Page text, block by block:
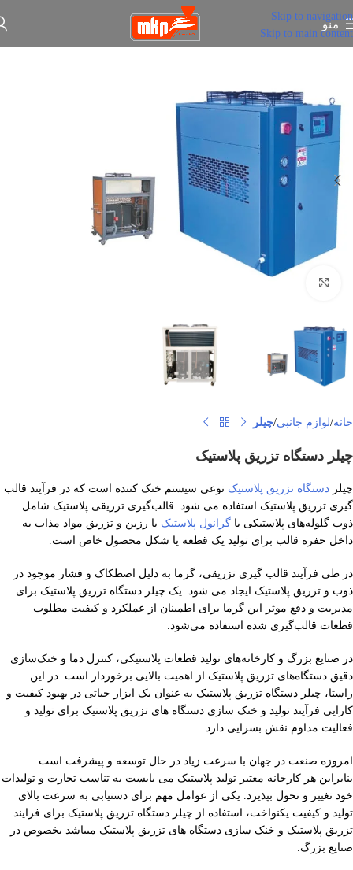
Skip to navigation
Skip to main content
منو
خانه لوازم جانبی چیلر
چیلر دستگاه تزریق پلاستیک
چیلر دستگاه تزریق پلاستیک نوعی سیستم خنک کننده است که در فرآیند قالب
گیری تزریق پلاستیک استفاده می شود. قالب‌گیری تزریقی پلاستیک شامل
ذوب گلوله‌های پلاستیکی یا گرانول پلاستیک یا رزین و تزریق مواد مذاب به
داخل حفره قالب برای تولید یک قطعه یا شکل محصول خاص است.
در طی فرآیند قالب گیری تزریقی، گرما به دلیل اصطکاک و فشار موجود در
ذوب و تزریق پلاستیک ایجاد می شود. یک چیلر دستگاه تزریق پلاستیک برای
مدیریت و دفع موثر این گرما برای اطمینان از عملکرد و کیفیت مطلوب
قطعات قالب‌گیری شده استفاده می‌شود.
در صنایع بزرگ و کارخانه‌های تولید قطعات پلاستیکی، کنترل دما و خنک‌سازی
دقیق دستگاه‌های تزریق پلاستیک از اهمیت بالایی برخوردار است. در این
راستا، چیلر دستگاه تزریق پلاستیک به عنوان یک ابزار حیاتی در بهبود کیفیت و
کارایی فرآیند تولید و خنک سازی دستگاه های تزریق پلاستیک برای تولید و
فعالیت مداوم نقش بسزایی دارد.
امروزه صنعت در جهان با سرعت زیاد در حال توسعه و پیشرفت است.
بنابراین هر کارخانه معتبر تولید پلاستیک می بایست به تناسب تجارت و تولیدات
خود تغییر و تحول بپذیرد. یکی از عوامل مهم برای دستیابی به سرعت بالای
تولید و کیفیت یکنواخت، استفاده از چیلر دستگاه تزریق پلاستیک برای فرایند
تزریق پلاستیک و خنک سازی دستگاه های تزریق پلاستیک میباشد بخصوص در
صنایع بزرگ.